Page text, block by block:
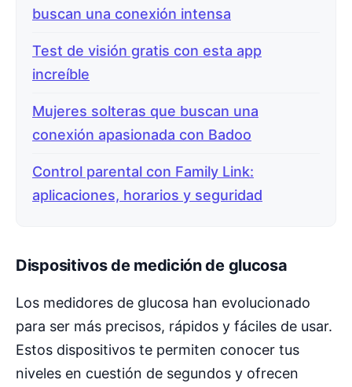
buscan una conexión intensa
Test de visión gratis con esta app
increíble
Mujeres solteras que buscan una
conexión apasionada con Badoo
Control parental con Family Link:
aplicaciones, horarios y seguridad
Dispositivos de medición de glucosa
Los medidores de glucosa han evolucionado
para ser más precisos, rápidos y fáciles de usar.
Estos dispositivos te permiten conocer tus
niveles en cuestión de segundos y ofrecen